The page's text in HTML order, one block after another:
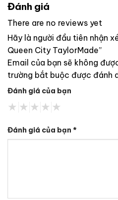
Đánh giá
There are no reviews yet
Hãy là người đầu tiên nhận
Queen City TaylorMade”
Email của bạn sẽ không
trường bắt buộc được đánh
Đánh giá của bạn
Đánh giá của bạn *